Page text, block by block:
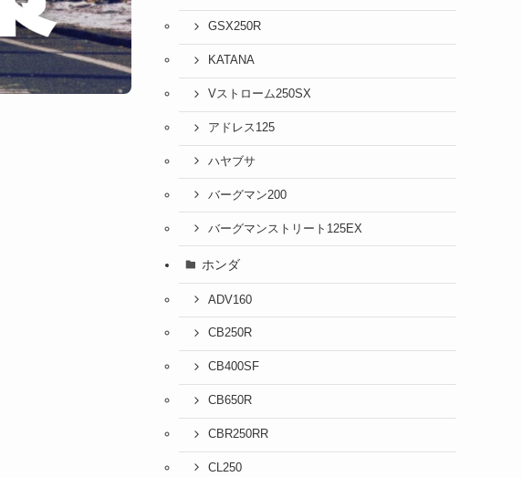
GSX250R
KATANA
Vストローム250SX
アドレス125
ハヤブサ
バーグマン200
バーグマンストリート125EX
ホンダ
ADV160
CB250R
CB400SF
CB650R
CBR250RR
CL250